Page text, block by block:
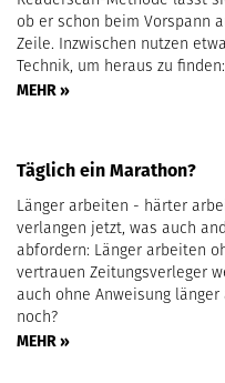
ob er schon beim Vorspann
Zeile. Inzwischen nutzen
Technik, um heraus zu
MEHR »
Täglich ein Marathon?
Länger arbeiten - härter
verlangen jetzt, was auch
abfordern: Länger arbeiten
vertrauen Zeitungsverleger
auch ohne Anweisung
noch?
MEHR »